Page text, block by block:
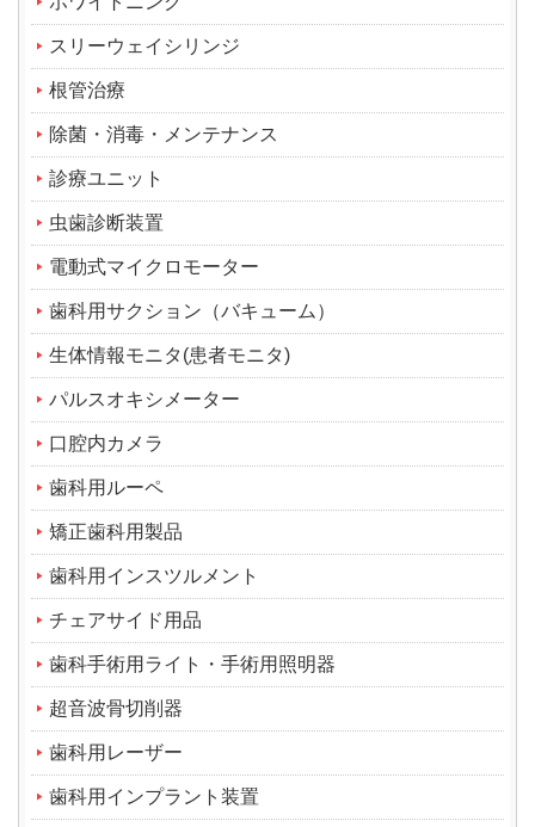
スリーウェイシリンジ
根管治療
除菌・消毒・メンテナンス
診療ユニット
虫歯診断装置
電動式マイクロモーター
歯科用サクション（バキューム）
生体情報モニタ(患者モニタ)
パルスオキシメーター
口腔内カメラ
歯科用ルーペ
矯正歯科用製品
歯科用インスツルメント
チェアサイド用品
歯科手術用ライト・手術用照明器
超音波骨切削器
歯科用レーザー
歯科用インプラント装置